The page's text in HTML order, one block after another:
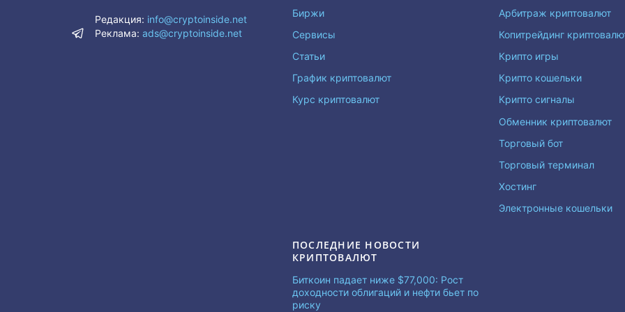
Редакция: info@cryptoinside.net
Реклама: ads@cryptoinside.net
Биржи
Сервисы
Статьи
График криптовалют
Курс криптовалют
Арбитраж криптовалют
Копитрейдинг
Крипто игры
Крипто кошельки
Крипто сигналы
Обменник криптовалют
Торговый бот
Торговый терминал
Хостинг
Электронные кошельки
ПОСЛЕДНИЕ НОВОСТИ
КРИПТОВАЛЮТ
Биткоин падает ниже $77,000: Рост
доходности облигаций и нефти бьет по
риску